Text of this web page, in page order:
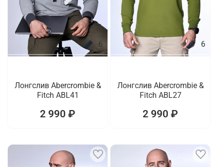
6
Лонгслив Abercrombie &
Fitch ABL41
2 990 ₽
6
Лонгслив Abercrombie &
Fitch ABL27
2 990 ₽